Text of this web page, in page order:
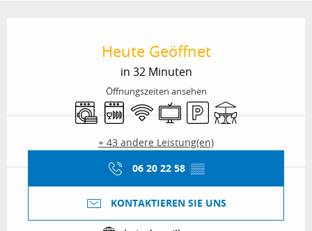
Heute Geöffnet
in 32 Minuten
Öffnungszeiten ansehen
Waschmaschine
Geschirrspülmaschine
Wi-Fi FernsehenParkplatzTerrasse
+ 43 andere Leistung(en)
06 20 22 58 ▒▒
KONTAKTIEREN SIE UNS